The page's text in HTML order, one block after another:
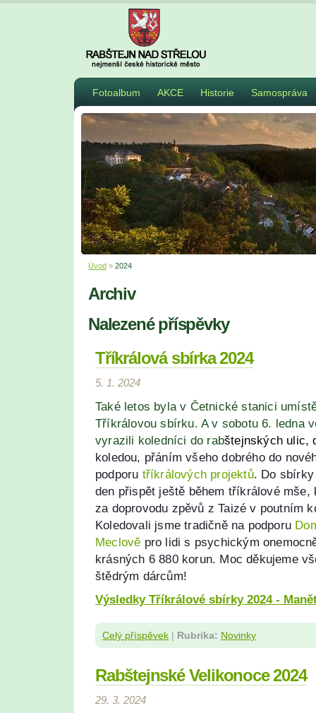
Fotoalbum AKCE Historie Samospráva
Úvod » 2024
Archiv
Nalezené příspěvky
Tříkrálová sbírka 2024
5. 1. 2024
Také letos byla v Četnické stanici
Tříkrálovou sbírku. A v sobotu 6. ledna
vyrazili koledníci do rabštejnských ulic,
koledou, přáním všeho dobrého do
podporu tříkrálových projektů. Do
den přispět ještě během tříkrálové mše,
za doprovodu zpěvů z Taizé v poutním
Koledovali jsme tradičně na podporu
Meclově pro lidi s psychickým
krásných 6 880 korun. Moc děkujeme
štědrým dárcům!
Výsledky Tříkrálové sbírky 2024 -
Celý příspěvek | Rubrika: Novinky
Rabštejnské Velikonoce 2024
29. 3. 2024